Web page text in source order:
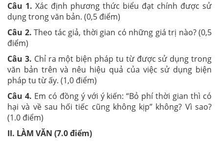
Câu 1. Xác định phương thức biểu đạt chính được sử
dụng trong văn bản. (0,5 điểm)
Câu 2. Theo tác giả, thời gian có những giá trị nào? (0,5
điểm)
Câu 3. Chỉ ra một biện pháp tu từ được sử dụng trong
văn bản trên và nêu hiệu quả của việc sử dụng biện
pháp tu từ ấy. (1,0 điểm)
Câu 4. Em có đồng ý với ý kiến: “Bỏ phí thời gian thì có
hại và về sau hối tiếc cũng không kịp” không? Vì sao?
(1.0 điểm)
II. LÀM VĂN (7.0 điểm)